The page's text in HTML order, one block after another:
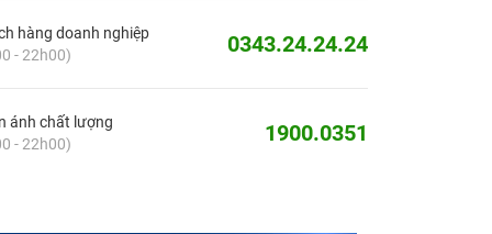
hàng doanh nghiệp
- 22h00)
0343.24.24.24
ánh chất lượng
- 22h00)
1900.0351